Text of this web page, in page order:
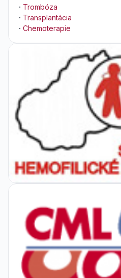
· Trombóza
· Transplantácia
· Chemoterapie